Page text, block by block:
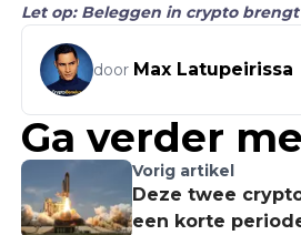
Let op: Beleggen in crypto
door Max Latupeirissa
Ga verder
Vorig artikel
Deze twee
een korte